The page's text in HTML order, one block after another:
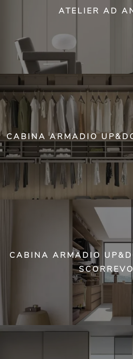
ATELIER AD
CABINA ARMADIO
CABINA ARMADIO